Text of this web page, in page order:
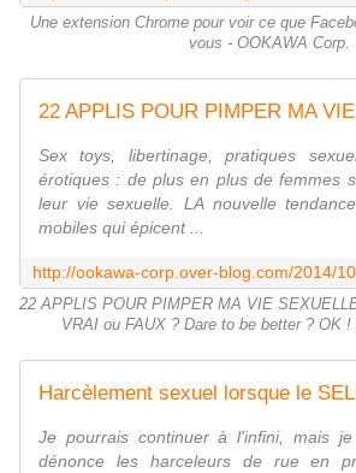
Une extension Chrome pour voir ce que
vous - OOKAWA Corp.
Sex toys, libertinage, pratiques
érotiques : de plus en plus de femmes
leur vie sexuelle. LA nouvelle
mobiles qui épicent ...
22 APPLIS POUR PIMPER MA VIE
VRAI ou FAUX ? Dare to be better ? OK !
Je pourrais continuer à l'infini, mais
dénonce les harceleurs de rue en